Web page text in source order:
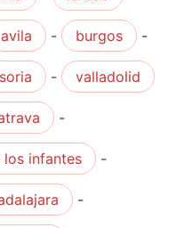
avila - burgos -
soria - valladolid
-
los infantes -
-